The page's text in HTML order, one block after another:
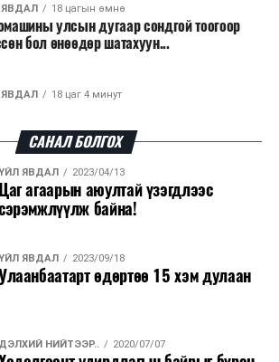
ЯВДАЛ 18 цагын өмнө
улсын дугаар сондгой тоогоор
бол өнөөдөр шатахуун...
ЯВДАЛ 18 цаг 4 минут
НИЙТЭЭР.. 2026/08/06
компанийн ерөнхий
автомашиныг дэлбэлжээ...
ЯВДАЛ 2026/08/06
боомтоор тав хоногт 10 мянга гаруй
НИЙТЭЭР.. 2026/08/06
САНАЛ БОЛГОХ
ЯВДАЛ 2023/04/13
Цаг агаарын аюултай үзэгдлээс
байна!
ЯВДАЛ 2023/09/18
өдөртөө 15 хэм дулаан
ДЭЛХИЙ НИЙТЭЭР.. 2020/07/07